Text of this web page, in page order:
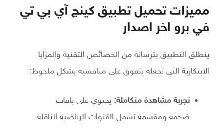
مميزات تحميل تطبيق كينج آي بي تي
في برو اخر اصدار
ينطلق التطبيق بترسانة من الخصائص التقنية والمزايا
الابتكارية التي تجعله يتفوق على منافسيه بشكل ملحوظ:
تجربة مشاهدة متكاملة: يحتوي على باقات
ضخمة ومقسمة تشمل القنوات الرياضية الناقلة